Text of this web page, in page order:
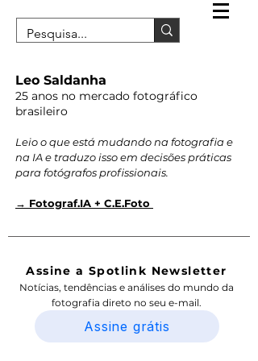
Leo Saldanha
25 anos no mercado fotográfico
brasileiro
Leio o que está mudando na fotografia e
na IA e traduzo isso em decisões práticas
para fotógrafos profissionais.
→ Fotograf.IA + C.E.Foto
Assine a Spotlink Newsletter
Notícias, tendências e análises do mundo da
fotografia direto no seu e-mail.
Assine grátis